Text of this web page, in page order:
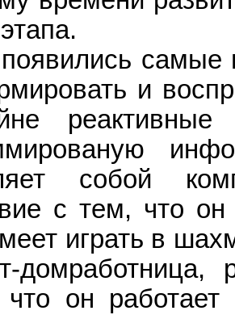
самые
и
реактивные
собой
с тем, что
играть в
что он